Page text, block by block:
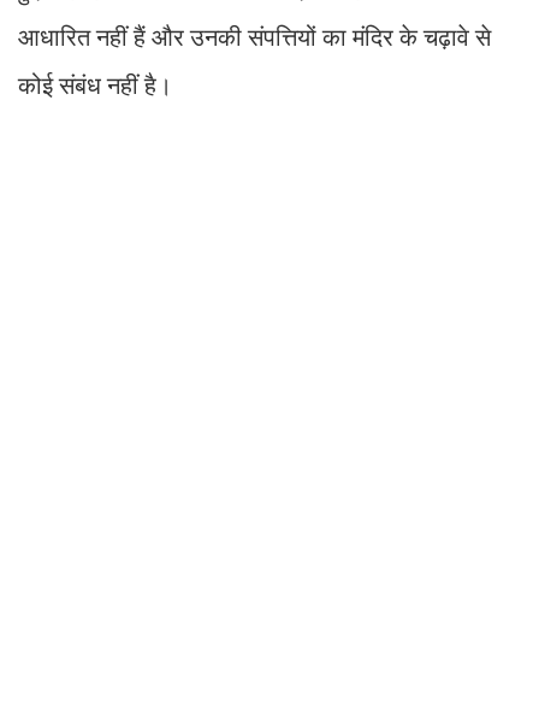
आधारित नहीं हैं और उनकी संपत्तियों का मंदिर के चढ़ावे से
कोई संबंध नहीं है।